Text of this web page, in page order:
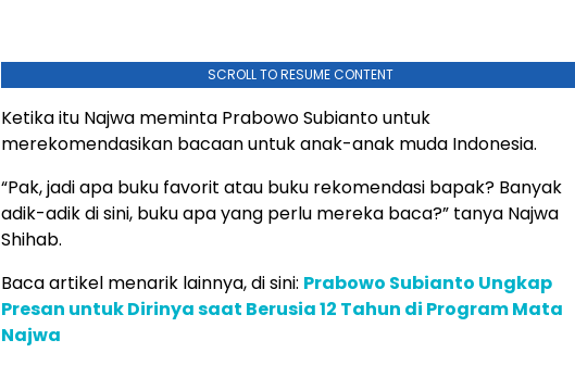
SCROLL TO RESUME CONTENT
Ketika itu Najwa meminta Prabowo Subianto untuk
merekomendasikan bacaan untuk anak-anak muda Indonesia.
“Pak, jadi apa buku favorit atau buku rekomendasi bapak? Banyak
adik-adik di sini, buku apa yang perlu mereka baca?” tanya Najwa
Shihab.
Baca artikel menarik lainnya, di sini: Prabowo Subianto Ungkap
Presan untuk Dirinya saat Berusia 12 Tahun di Program Mata
Najwa